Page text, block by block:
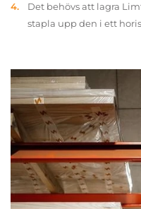
Det behövs att lagra
stapla upp den i ett